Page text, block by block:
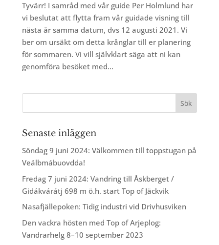
Tyvärr! I samråd med vår guide Per Holmlund har
vi beslutat att flytta fram vår guidade visning till
nästa år samma datum, dvs 12 augusti 2021. Vi
ber om ursäkt om detta krånglar till er planering
för sommaren. Vi vill självklart säga att ni kan
genomföra besöket med...
Senaste inläggen
Söndag 9 juni 2024: Välkommen till toppstugan på
Veälbmábuovdda!
Fredag 7 juni 2024: Vandring till Åskberget /
Gidákvárátj 698 m ö.h. start Top of Jäckvik
Nasafjällepoken: Tidig industri vid Drivhusviken
Den vackra hösten med Top of Arjeplog:
Vandrarhelg 8–10 september 2023